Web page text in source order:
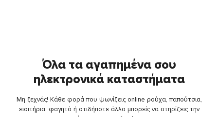
Όλα τα αγαπημένα σου
ηλεκτρονικά καταστήματα
Μη ξεχνάς! Κάθε φορά που ψωνίζεις online ρούχα, παπούτσια,
εισιτήρια, φαγητό ή οτιδήποτε άλλο μπορείς να στηρίζεις την